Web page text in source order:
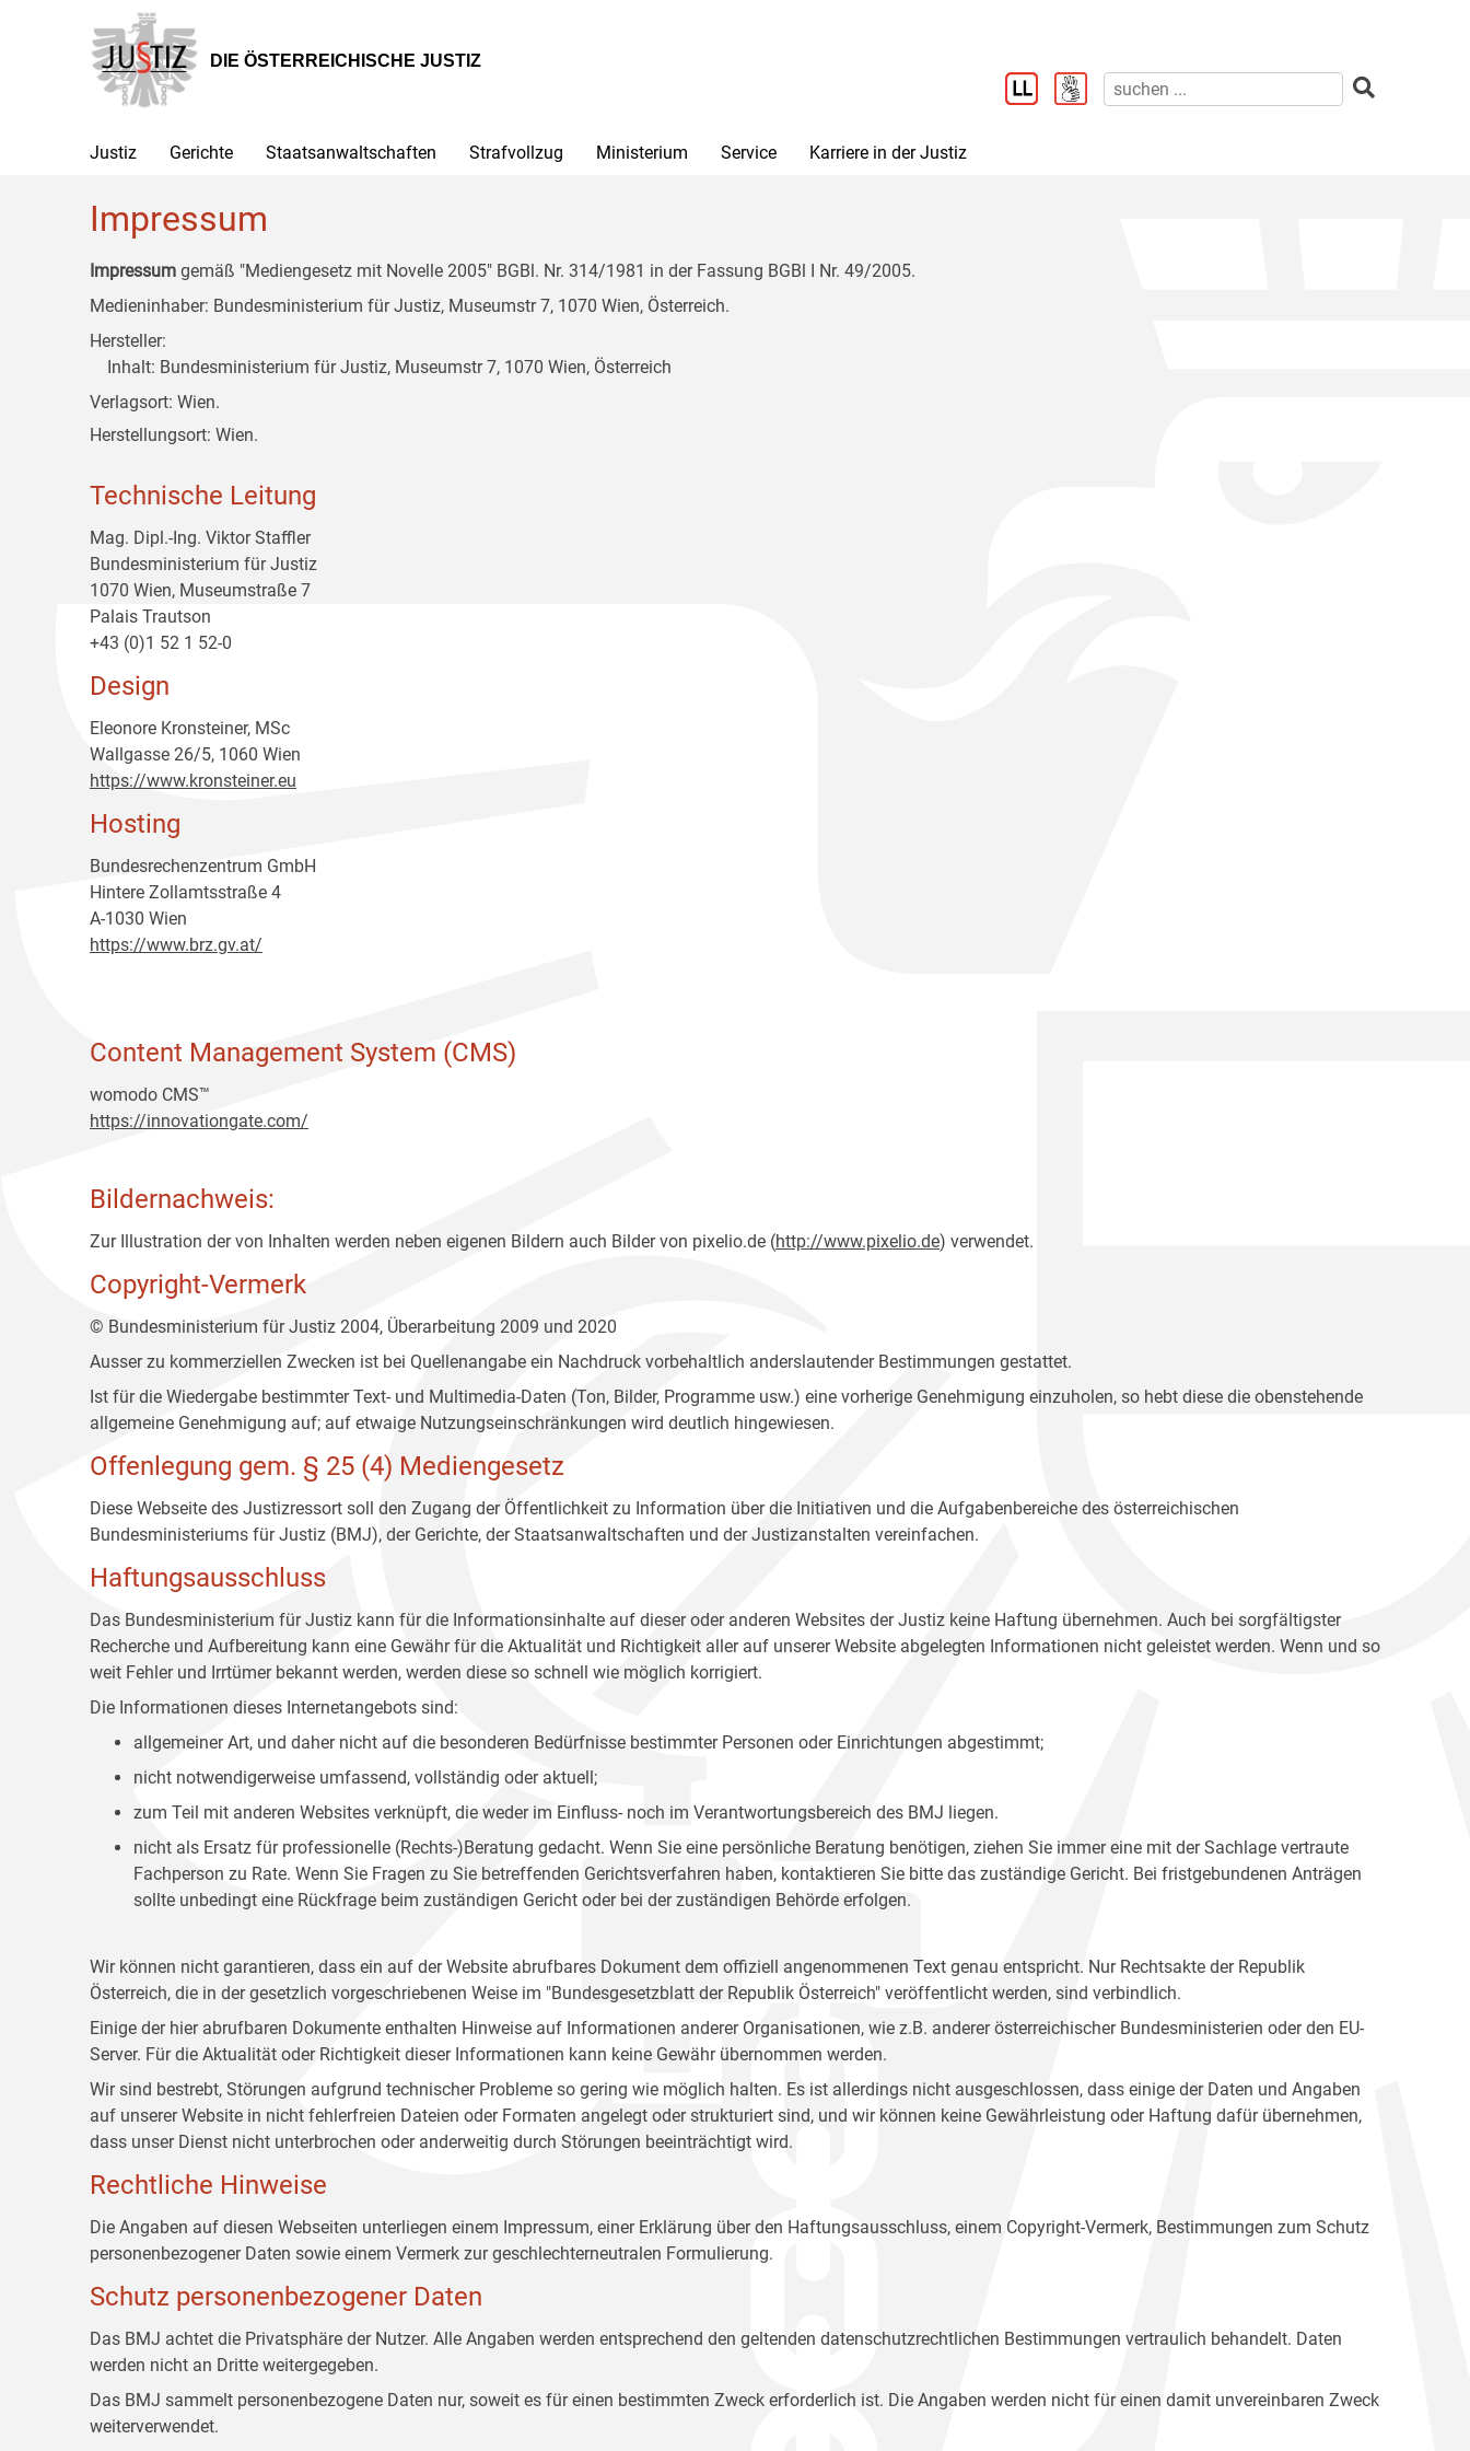
Hauptnavigation
[1]
Inhalt
[2]
Untermenü
[3]
DIE ÖSTERREICHISCHE JUSTIZ
Justiz Gerichte Staatsanwaltschaften Strafvollzug Ministerium Service Karriere in der Justiz
Impressum
Impressum gemäß "Mediengesetz mit Novelle 2005" BGBl. Nr. 314/1981 in der Fassung BGBl I Nr. 49/2005.
Medieninhaber: Bundesministerium für Justiz, Museumstr 7, 1070 Wien, Österreich.
Hersteller:
Inhalt: Bundesministerium für Justiz, Museumstr 7, 1070 Wien, Österreich
Verlagsort: Wien.
Herstellungsort: Wien.
Technische Leitung
Mag. Dipl.-Ing. Viktor Staffler
Bundesministerium für Justiz
1070 Wien, Museumstraße 7
Palais Trautson
+43 (0)1 52 1 52-0
Design
Eleonore Kronsteiner, MSc
Wallgasse 26/5, 1060 Wien
https://www.kronsteiner.eu
Hosting
Bundesrechenzentrum GmbH
Hintere Zollamtsstraße 4
A-1030 Wien
https://www.brz.gv.at/
Content Management System (CMS)
womodo CMS™
https://innovationgate.com/
Bildernachweis:
Zur Illustration der von Inhalten werden neben eigenen Bildern auch Bilder von pixelio.de (http://www.pixelio.de) verwendet.
Copyright-Vermerk
© Bundesministerium für Justiz 2004, Überarbeitung 2009 und 2020
Ausser zu kommerziellen Zwecken ist bei Quellenangabe ein Nachdruck vorbehaltlich anderslautender Bestimmungen gestattet.
Ist für die Wiedergabe bestimmter Text- und Multimedia-Daten (Ton, Bilder, Programme usw.) eine vorherige Genehmigung einzuholen, so hebt diese die obenstehende
allgemeine Genehmigung auf; auf etwaige Nutzungseinschränkungen wird deutlich hingewiesen.
Offenlegung gem. § 25 (4) Mediengesetz
Diese Webseite des Justizressort soll den Zugang der Öffentlichkeit zu Information über die Initiativen und die Aufgabenbereiche des österreichischen
Bundesministeriums für Justiz (BMJ), der Gerichte, der Staatsanwaltschaften und der Justizanstalten vereinfachen.
Haftungsausschluss
Das Bundesministerium für Justiz kann für die Informationsinhalte auf dieser oder anderen Websites der Justiz keine Haftung übernehmen. Auch bei sorgfältigster
Recherche und Aufbereitung kann eine Gewähr für die Aktualität und Richtigkeit aller auf unserer Website abgelegten Informationen nicht geleistet werden. Wenn und so
weit Fehler und Irrtümer bekannt werden, werden diese so schnell wie möglich korrigiert.
Die Informationen dieses Internetangebots sind:
allgemeiner Art, und daher nicht auf die besonderen Bedürfnisse bestimmter Personen oder Einrichtungen abgestimmt;
nicht notwendigerweise umfassend, vollständig oder aktuell;
zum Teil mit anderen Websites verknüpft, die weder im Einfluss- noch im Verantwortungsbereich des BMJ liegen.
nicht als Ersatz für professionelle (Rechts-)Beratung gedacht. Wenn Sie eine persönliche Beratung benötigen, ziehen Sie immer eine mit der Sachlage vertraute
Fachperson zu Rate. Wenn Sie Fragen zu Sie betreffenden Gerichtsverfahren haben, kontaktieren Sie bitte das zuständige Gericht. Bei fristgebundenen Anträgen
sollte unbedingt eine Rückfrage beim zuständigen Gericht oder bei der zuständigen Behörde erfolgen.
Wir können nicht garantieren, dass ein auf der Website abrufbares Dokument dem offiziell angenommenen Text genau entspricht. Nur Rechtsakte der Republik
Österreich, die in der gesetzlich vorgeschriebenen Weise im "Bundesgesetzblatt der Republik Österreich" veröffentlicht werden, sind verbindlich.
Einige der hier abrufbaren Dokumente enthalten Hinweise auf Informationen anderer Organisationen, wie z.B. anderer österreichischer Bundesministerien oder den EU-
Server. Für die Aktualität oder Richtigkeit dieser Informationen kann keine Gewähr übernommen werden.
Wir sind bestrebt, Störungen aufgrund technischer Probleme so gering wie möglich halten. Es ist allerdings nicht ausgeschlossen, dass einige der Daten und Angaben
auf unserer Website in nicht fehlerfreien Dateien oder Formaten angelegt oder strukturiert sind, und wir können keine Gewährleistung oder Haftung dafür übernehmen,
dass unser Dienst nicht unterbrochen oder anderweitig durch Störungen beeinträchtigt wird.
Rechtliche Hinweise
Die Angaben auf diesen Webseiten unterliegen einem Impressum, einer Erklärung über den Haftungsausschluss, einem Copyright-Vermerk, Bestimmungen zum Schutz
personenbezogener Daten sowie einem Vermerk zur geschlechterneutralen Formulierung.
Schutz personenbezogener Daten
Das BMJ achtet die Privatsphäre der Nutzer. Alle Angaben werden entsprechend den geltenden datenschutzrechtlichen Bestimmungen vertraulich behandelt. Daten
werden nicht an Dritte weitergegeben.
Das BMJ sammelt personenbezogene Daten nur, soweit es für einen bestimmten Zweck erforderlich ist. Die Angaben werden nicht für einen damit unvereinbaren Zweck
weiterverwendet.